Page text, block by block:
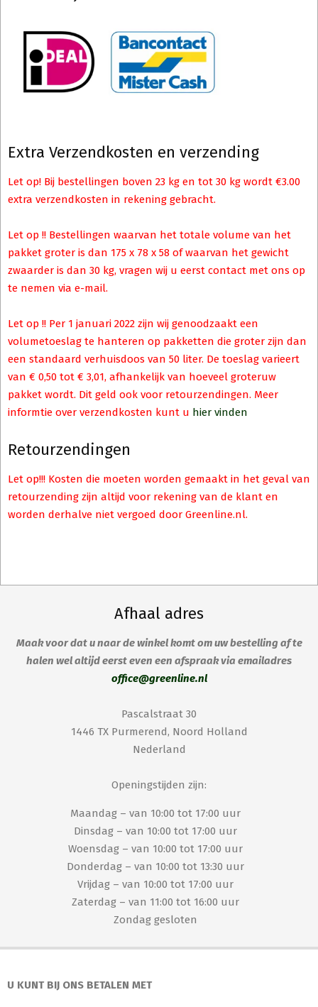
Extra Verzendkosten en verzending
Let op! Bij bestellingen boven 23 kg en tot 30 kg wordt €3.00
extra verzendkosten in rekening gebracht.
Let op !! Bestellingen waarvan het totale volume van het
pakket groter is dan 175 x 78 x 58 of waarvan het gewicht
zwaarder is dan 30 kg, vragen wij u eerst contact met ons op
te nemen via e-mail.
Let op !! Per 1 januari 2022 zijn wij genoodzaakt een
volumetoeslag te hanteren op pakketten die groter zijn dan
een standaard verhuisdoos van 50 liter. De toeslag varieert
van € 0,50 tot € 3,01, afhankelijk van hoeveel groteruw
pakket wordt. Dit geld ook voor retourzendingen. Meer
informtie over verzendkosten kunt u hier vinden
Retourzendingen
Let op!!! Kosten die moeten worden gemaakt in het geval van
retourzending zijn altijd voor rekening van de klant en
worden derhalve niet vergoed door Greenline.nl.
Afhaal adres
Maak voor dat u naar de winkel komt om uw bestelling af te
halen wel altijd eerst even een afspraak via emailadres
office@greenline.nl
Pascalstraat 30
1446 TX Purmerend, Noord Holland
Nederland
Openingstijden zijn:
Maandag – van 10:00 tot 17:00 uur
Dinsdag – van 10:00 tot 17:00 uur
Woensdag – van 10:00 tot 17:00 uur
Donderdag – van 10:00 tot 13:30 uur
Vrijdag – van 10:00 tot 17:00 uur
Zaterdag – van 11:00 tot 16:00 uur
Zondag gesloten
U KUNT BIJ ONS BETALEN MET